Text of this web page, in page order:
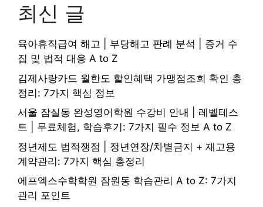
최신 글
육아휴직급여 해고 | 부당해고 판례 분석 | 증거 수
집 및 법적 대응 A to Z
김제사랑카드 월한도 할인혜택 가맹점조회 확인 총
정리: 7가지 핵심 정보
서울 잠실동 완성영어학원 수강비 안내 | 레벨테스
트 | 무료체험, 학습후기: 7가지 필수 정보 A to Z
정년제도 법적쟁점 | 정년연장/차별금지 + 재고용
계약관리: 7가지 핵심 총정리
에프엑스수학학원 잠원동 학습관리 A to Z: 7가지
관리 포인트